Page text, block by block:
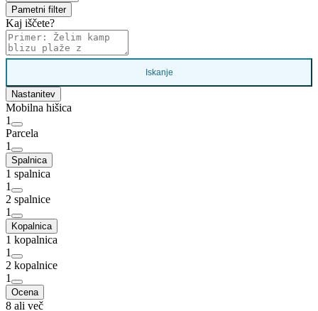
Pametni filter
Kaj iščete?
Iskanje
Nastanitev
Mobilna hišica
1
Parcela
1
Spalnica
1 spalnica
1
2 spalnice
1
Kopalnica
1 kopalnica
1
2 kopalnice
1
Ocena
8 ali več